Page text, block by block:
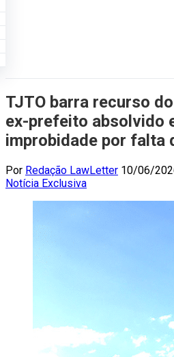
TJTO barra recurso
ex-prefeito absolvido
improbidade por falta
Por Redação LawLetter 10/06/
Notícia Exclusiva